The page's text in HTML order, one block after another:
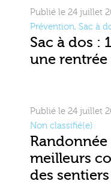
Publié le 24 juillet
Prévention, Sac à
Sac à dos :
une
Publié le 24 juillet
Non classifié(e)
Randonnée
meilleurs
des